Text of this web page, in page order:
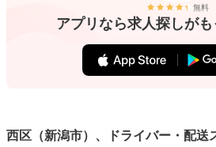
無料
アプリなら求人探しがも
西区（新潟市）、ドライバー・配送